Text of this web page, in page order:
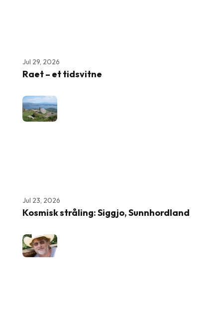
Jul 29, 2026
Raet – et tidsvitne
Jul 23, 2026
Kosmisk stråling: Siggjo, Sunnhordland